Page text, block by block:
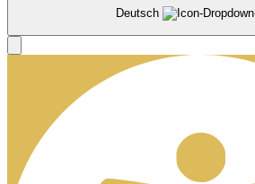
Deutsch